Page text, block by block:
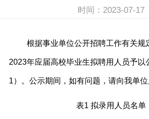
时间： 2023-07-17
根据事业单位公开招聘工作有关规
2023年应届高校毕业生拟聘用人员予以
1）。公示期间，如有问题，请向我单位
表1 拟录用人员名单